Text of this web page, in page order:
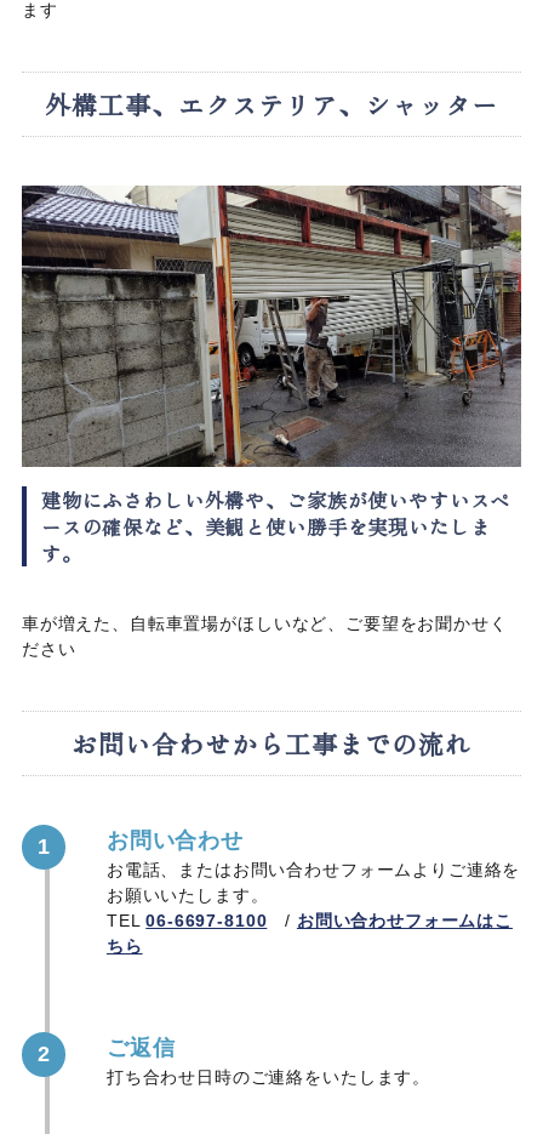
ます
外構工事、エクステリア、シャッター
建物にふさわしい外構や、ご家族が使いやすいスペ
ースの確保など、美観と使い勝手を実現いたしま
す。
車が増えた、自転車置場がほしいなど、ご要望をお聞かせく
ださい
お問い合わせから工事までの流れ
1 お問い合わせ
お電話、またはお問い合わせフォームよりご連絡を
お願いいたします。
TEL06-6697-8100 / お問い合わせフォームはこ
ちら
2 ご返信
打ち合わせ日時のご連絡をいたします。